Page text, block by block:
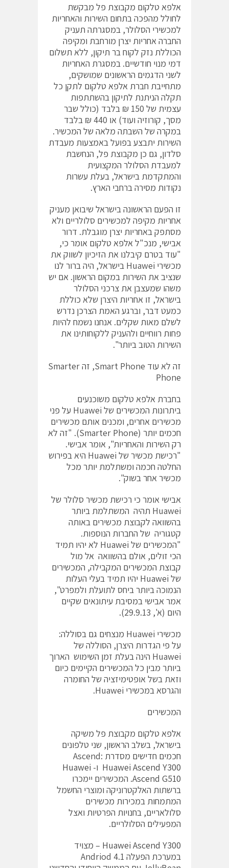
אלפא טלקום מקבוצת פל מבקשת
לחולל מהפכה בתחום השירות והאחריות
למכשירי הסלולר, במסגרתה תעניק
החברה אחריות יצרן מורחבת ומקיפה
הכוללת נזק לקוח בר תיקון, ללא תשלום
דמי מנוי חודשיים. במסגרת האחריות
לשני הדגמים הראשונים שמושקים,
מתחייבת חברת אלפא טלקום לתקן כל
תקלה הניתנת לתיקון בהשתתפות
עצמית של 150 ₪ בלבד (כולל שבר
מסך, קורוזיה ועוד) או 440 ₪ בלבד
במקרה של השבתה מלאה של המכשיר.
השירות יתבצע בפועל באמצעות מעבדת
סלדון, גם כן מקבוצת פל, הנחשבת
למעבדת הסלולר המקצועית
והמתקדמת בישראל, בעלת עשרות
נקודות מסירה ברחבי הארץ.
זו הפעם הראשונה בישראל שיבואן מעניק
אחריות מקיפה למכשירים סלולריים ולא
מסתפק באחריות יצרן מוגבלת. דרור
אבישי, מנכ"ל אלפא טלקום אומר כי,
"עוד בטרם קיבלנו את הזיכיון לשווק את
מכשירי Huawei בישראל, היה ברור לנו
שנציב את השירות במקום הראשון. אם יש
משהו שמעצבן את צרכני הסלולר
בישראל, זו אחריות היצרן שלא כוללת
כמעט דבר, וברגע האמת הצרכן נדרש
לשלם מאות שקלים. אנחנו נשמח להיות
פחות רווחיים ולהעניק ללקוחותינו את
השירות הטוב ביותר".
זה לא עוד Smart Phone, זה Smarter
Phone
בחברת אלפא טלקום משוכנעים
ביתרונות המכשירים של Huawei על פני
מכשירים אחרים, ומכנים אותם מכשירים
חכמים יותר (Smarter Phone). "זה לא
רק השירות והאחריות", אומר אבישי.
"רכישת מכשיר של Huawei היא בפירוש
החלטה חכמה ומשתלמת יותר מכל
מכשיר אחר בשוק".
אבישי אומר כי רכישת מכשיר סלולר של
Huawei תהיה המשתלמת ביותר
בהשוואה לקבוצת מכשירים באותה
קטגוריה של החברות הנוספות.
"המכשירים של Huawei לא יהיו תמיד
הכי זולים, אולם בהשוואה אל מול
קבוצת המכשירים המקבילה, המכשירים
של Huawei יהיו תמיד בעלי העלות
הנמוכה ביותר ביחס לתועלת ולמפרט",
אמר אבישי במסיבת עיתונאים שקיים
היום (א', 29.9.13).
מכשירי Huawei מנצחים גם בסוללה:
על פי הגדרות היצרן, הסוללה של
Huawei הינה בעלת זמן השימוש הארוך
ביותר מבין כל המכשירים הקיימים כיום
וזאת בשל אופטימיזציה של החומרה
והגרסא במכשירי Huawei.
המכשירים
אלפא טלקום מקבוצת פל משיקה
בישראל, בשלב הראשון, שני טלפונים
חכמים חדישים מסדרת Ascend:
Huawei Ascend Y300 ו- Huawei
Ascend G510. המכשירים יימכרו
ברשתות האלקטרוניקה ומוצרי החשמל
המתמחות במכירות מכשירים
סלולאריים, בחנויות הפרטיות ואצל
המפעילים הסלולריים.
Huawei Ascend Y300 – מצויד
במערכת הפעלה Andriod 4.1